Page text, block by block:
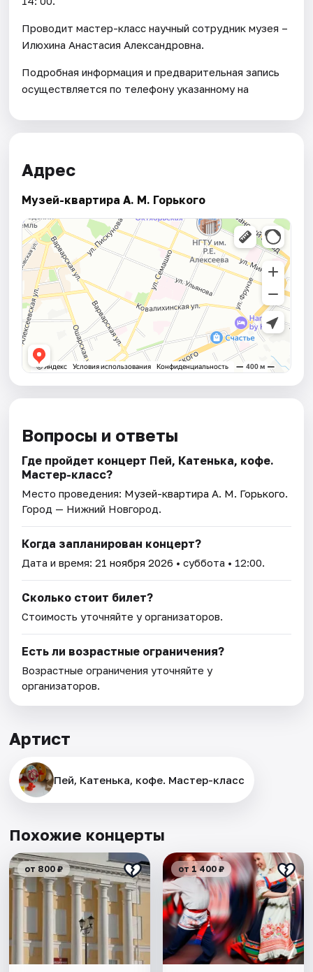
Проводит мастер-класс научный сотрудник музея –
Илюхина Анастасия Александровна.
Подробная информация и предварительная запись
осуществляется по телефону указанному на
Адрес
Музей-квартира А. М. Горького
Вопросы и ответы
Где пройдет концерт Пей, Катенька, кофе.
Мастер-класс?
Место проведения: Музей-квартира А. М. Горького.
Город — Нижний Новгород.
Когда запланирован концерт?
Дата и время:21 ноября 2026 • суббота • 12:00.
Сколько стоит билет?
Стоимость уточняйте у организаторов.
Есть ли возрастные ограничения?
Возрастные ограничения уточняйте у
организаторов.
Артист
Пей, Катенька, кофе. Мастер-класс
Похожие концерты
от 800 ₽ от 1 400 ₽